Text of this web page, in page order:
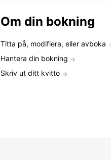
Om din bokning
Titta på, modifiera, eller avboka
Hantera din bokning
Skriv ut ditt kvitto